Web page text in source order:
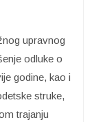
upravnog
odluke o
godine, kao i
struke,
trajanju